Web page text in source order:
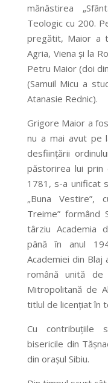
mănăstirea
Teologic cu 200.
pregătit, Maior a
Agria, Viena şi la
Petru Maior (doi
(Samuil Micu a
Atanasie Rednic).
Grigore Maior a
nu a mai avut pe
desfiinţării
păstorirea lui prin
1781, s-a unificat
„Buna Vestire”,
Treime” formând
târziu Academia
până în anul
Academiei din
română unită de
Mitropolitană de
titlul de licenţiat în
Cu contribuţiile
bisericile din
din oraşul Sibiu.